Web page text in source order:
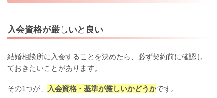
入会資格が厳しいと良い
結婚相談所に入会することを決めたら、必ず契約前に確認し
ておきたいことがあります。
その1つが、 入会資格・基準が厳しいかどうかです。